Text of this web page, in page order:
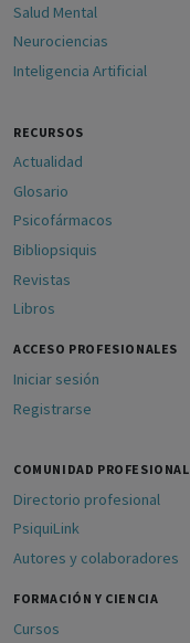
Salud Mental
Neurociencias
Inteligencia Artificial
RECURSOS
Actualidad
Glosario
Psicofármacos
Bibliopsiquis
Revistas
Libros
ACCESO PROFESIONALES
Iniciar sesión
Registrarse
COMUNIDAD PROFESIONAL
Directorio profesional
PsiquiLink
Autores y colaboradores
FORMACIÓN Y CIENCIA
Cursos